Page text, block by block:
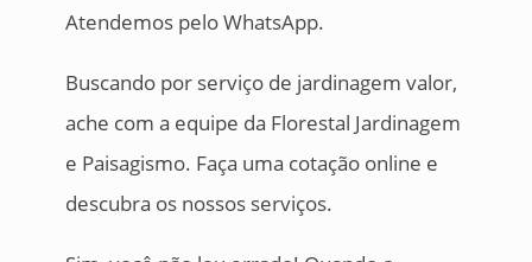
Atendemos pelo WhatsApp.
Buscando por serviço de jardinagem valor,
ache com a equipe da Florestal Jardinagem
e Paisagismo. Faça uma cotação online e
descubra os nossos serviços.